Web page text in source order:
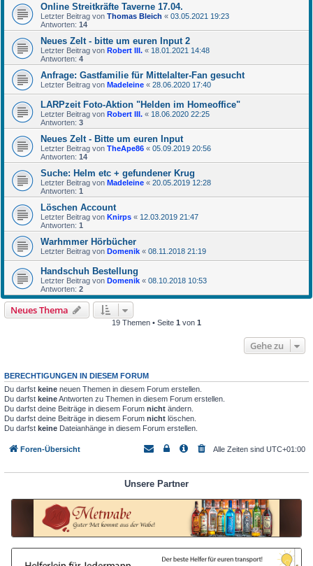
Online Streitkräfte Taverne 17.04.
Letzter Beitrag von Thomas Bleich « 03.05.2021 19:23
Antworten: 14
Neues Zelt - bitte um euren Input 2
Letzter Beitrag von Robert III. « 18.01.2021 14:48
Antworten: 4
Anfrage: Gastfamilie für Mittelalter-Fan gesucht
Letzter Beitrag von Madeleine « 28.06.2020 17:40
LARPzeit Foto-Aktion "Helden im Homeoffice"
Letzter Beitrag von Robert III. « 18.06.2020 22:25
Antworten: 3
Neues Zelt - Bitte um euren Input
Letzter Beitrag von TheApe86 « 05.09.2019 20:56
Antworten: 14
Suche: Helm etc + gefundener Krug
Letzter Beitrag von Madeleine « 20.05.2019 12:28
Antworten: 1
Löschen Account
Letzter Beitrag von Knirps « 12.03.2019 21:47
Antworten: 1
Warhmmer Hörbücher
Letzter Beitrag von Domenik « 08.11.2018 21:19
Handschuh Bestellung
Letzter Beitrag von Domenik « 08.10.2018 10:53
Antworten: 2
Neues Thema
19 Themen • Seite 1 von 1
Gehe zu
BERECHTIGUNGEN IN DIESEM FORUM
Du darfst keine neuen Themen in diesem Forum erstellen.
Du darfst keineAntworten zu Themen in diesem Forum erstellen.
Du darfst deine Beiträge in diesem Forum nicht ändern.
Du darfst deine Beiträge in diesem Forum nicht löschen.
Du darfst keine Dateianhänge in diesem Forum erstellen.
Foren-Übersicht Alle Zeiten sind UTC+01:00
Unsere Partner